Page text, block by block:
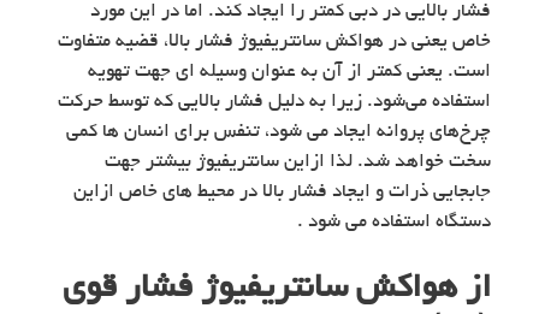
فشار بالایی در دبی کمتر را ایجاد کند. اما در این مورد
خاص یعنی در هواکش سانتریفیوژ فشار بالا، قضیه متفاوت
است. یعنی کمتر از آن به عنوان وسیله ای جهت تهویه
استفاده می‌شود. زیرا به دلیل فشار بالایی که توسط حرکت
چرخ‌های پروانه ایجاد می شود، تنفس برای انسان ها کمی
سخت خواهد شد. لذا ازاین سانتریفیوژ بیشتر جهت
جابجایی ذرات و ایجاد فشار بالا در محیط های خاص ازاین
دستگاه استفاده می شود .
از هواکش سانتریفیوژ فشار قوی